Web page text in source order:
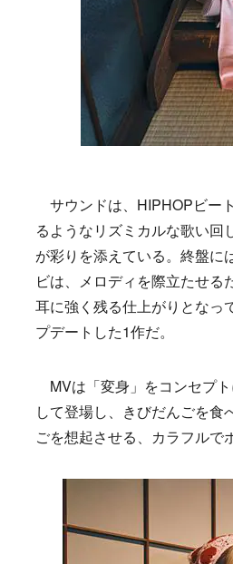
サウンドは、HIPHOPビー
るようなリズミカルな歌い回
が彩りを添えている。終盤に
ビは、メロディを際立たせ
耳に強く残る仕上がりとなっ
プデートした1作だ。
MVは「変身」をコンセプ
して登場し、きびだんごを
ごを想起させる、カラフルで